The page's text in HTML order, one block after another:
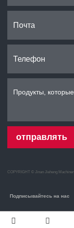
отправлять
COPYRIGHT © Jinan Jieheng
Подписывайтесь на нас